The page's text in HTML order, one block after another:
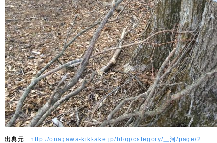
http://onagawa-kikkake.jp/blog/category/三河/page/2